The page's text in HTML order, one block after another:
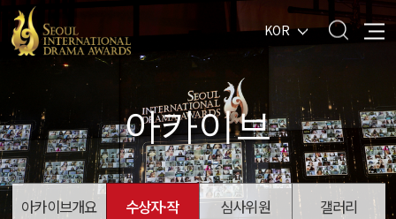
KOR
아카이브
아카이브개요 수상자·작 심사위원 갤러리